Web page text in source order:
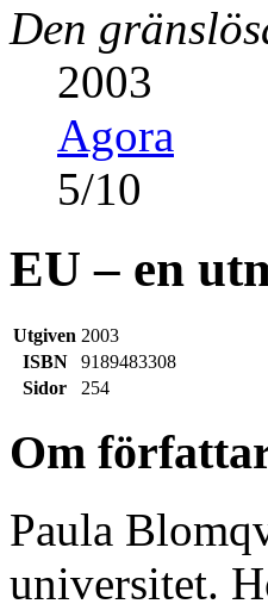
Den
2003
Agora
5/10
EU – en
Utgiven 2003
ISBN
9189483308
Sidor
254
Om
Paula
universitet.